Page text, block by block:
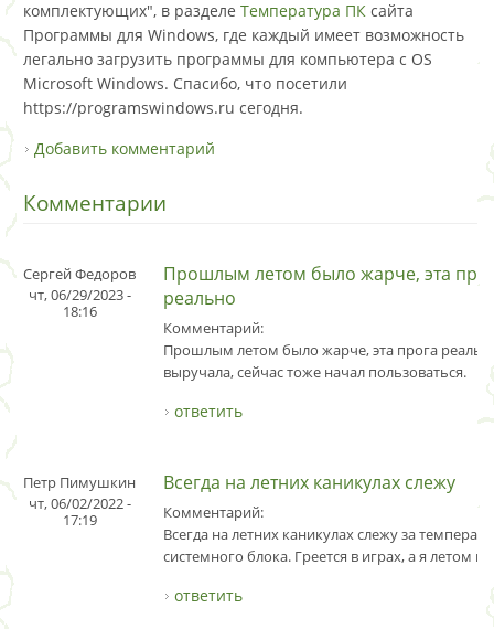
комплектующих", в разделе Температура ПК сайта
Программы для Windows, где каждый имеет возможность
легально загрузить программы для компьютера с OS
Microsoft Windows. Спасибо, что посетили
https://programswindows.ru сегодня.
Добавить комментарий
Комментарии
Сергей Федоров
чт, 06/29/2023 -
18:16
Прошлым летом было жарче, эта
реально
Комментарий:
Прошлым летом было жарче, эта прога
выручала, сейчас тоже начал пользоваться.
ответить
Петр Пимушкин
чт, 06/02/2022 -
17:19
Всегда на летних каникулах слежу
Комментарий:
Всегда на летних каникулах слежу за
системного блока. Греется в играх, а я летом
ответить